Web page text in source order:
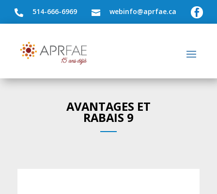
 514-666-6969  webinfo@aprfae.ca 
AVANTAGES ET
RABAIS 9